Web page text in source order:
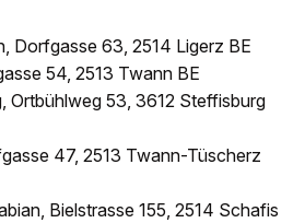
Dorfgasse 63, 2514 Ligerz BE
54, 2513 Twann BE
Ortbühlweg 53, 3612 Steffisburg
47, 2513 Twann-Tüscherz
Bielstrasse 155, 2514 Schafis